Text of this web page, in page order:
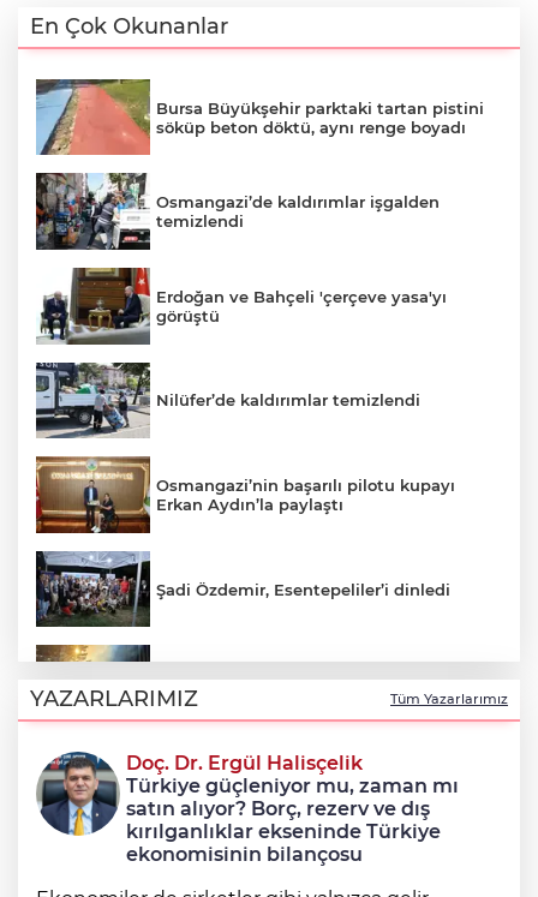
En Çok Okunanlar
Bursa Büyükşehir parktaki tartan pistini
söküp beton döktü, aynı renge boyadı
Osmangazi’de kaldırımlar işgalden
temizlendi
Erdoğan ve Bahçeli 'çerçeve yasa'yı
görüştü
Nilüfer’de kaldırımlar temizlendi
Osmangazi’nin başarılı pilotu kupayı
Erkan Aydın’la paylaştı
Şadi Özdemir, Esentepeliler’i dinledi
söndürüldü
Avcılar Belediye Başkanı Utku Caner
Çaykara tahliye edildi
YAZARLARIMIZ Tüm Yazarlarımız
Doç. Dr. Ergül Halisçelik
Türkiye güçleniyor mu, zaman mı
satın alıyor? Borç, rezerv ve dış
kırılganlıklar ekseninde Türkiye
ekonomisinin bilançosu